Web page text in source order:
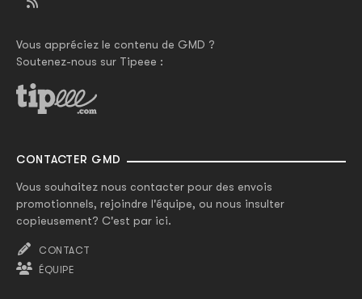
Vous appréciez le contenu de GMD ?
Soutenez-nous sur Tipeee :
CONTACTER GMD
Vous souhaitez nous contacter pour des envois
promotionnels, rejoindre l'équipe, ou nous insulter
copieusement? C'est par ici.
CONTACT
ÉQUIPE